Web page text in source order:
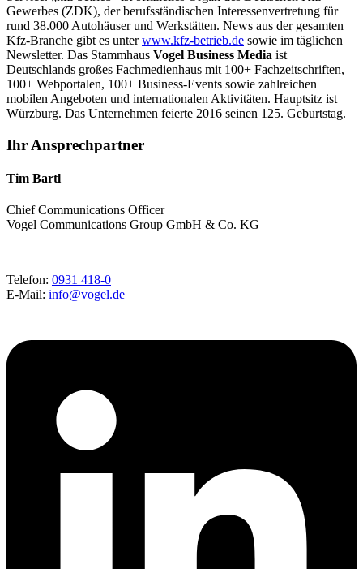
Gewerbes (ZDK), der berufsständischen Interessenvertretung für
rund 38.000 Autohäuser und Werkstätten. News aus der gesamten
Kfz-Branche gibt es unterwww.kfz-betrieb.de sowie im täglichen
Newsletter. Das Stammhaus Vogel Business Media ist
Deutschlands großes Fachmedienhaus mit 100+ Fachzeitschriften,
100+ Webportalen, 100+ Business-Events sowie zahlreichen
mobilen Angeboten und internationalen Aktivitäten. Hauptsitz ist
Würzburg. Das Unternehmen feierte 2016 seinen 125. Geburtstag.
Ihr Ansprechpartner
Tim Bartl
Chief Communications Officer
Vogel Communications Group GmbH & Co. KG
Telefon: 0931 418-0
E-Mail: info@vogel.de